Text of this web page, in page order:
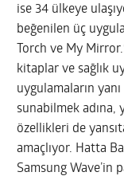
ise 34 ülkeye
beğenilen üç
Torch ve My Mirror.
kitaplar ve sağlık
uygulamaların
sunabilmek adına,
özellikleri de
amaçlıyor. Hatta
Samsung Wave’in